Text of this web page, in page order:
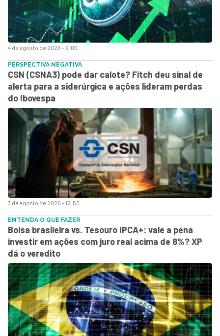
4 de agosto de 2026 - 9:05
3 de agosto de 2026 - 12:50
PERSPECTIVA NEGATIVA
CSN (CSNA3) pode dar calote? Fitch deu sinal de
alerta para a siderúrgica e ações lideram perdas
do Ibovespa
ENTENDA O QUE FAZER
Bolsa brasileira vs. Tesouro IPCA+: vale a pena
investir em ações com juro real acima de 8%? XP
dá o veredito